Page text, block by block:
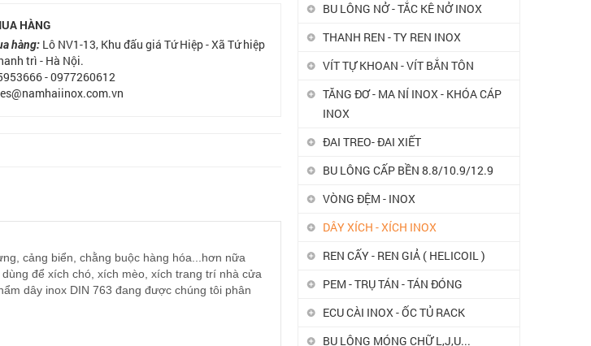
HÀNG
hàng: Lô NV1-13, Khu đấu giá Tứ Hiệp - Xã Tứ hiệp
trì - Hà Nội.
- 0977260612
cảng biển, chằng buộc hàng hóa...hơn nữa
để xích chó, xích mèo, xích trang trí nhà cửa
dây inox DIN 763 đang được chúng tôi phân
BU LÔNG NỞ - TẮC KÊ NỞ INOX
THANH REN - TY REN INOX
VÍT TỰ KHOAN - VÍT BẮN TÔN
TĂNG ĐƠ - MA NÍ INOX - KHÓA CÁP
INOX
ĐAI TREO- ĐAI XIẾT
BU LÔNG CẤP BỀN 8.8/10.9/12.9
VÒNG ĐỆM - INOX
DÂY XÍCH - XÍCH INOX
REN CẤY - REN GIẢ ( HELICOIL )
PEM - TRỤ TÁN - TÁN ĐÓNG
ECU CÀI INOX - ỐC TỦ RACK
BU LÔNG MÓNG CHỮ L,J,U...